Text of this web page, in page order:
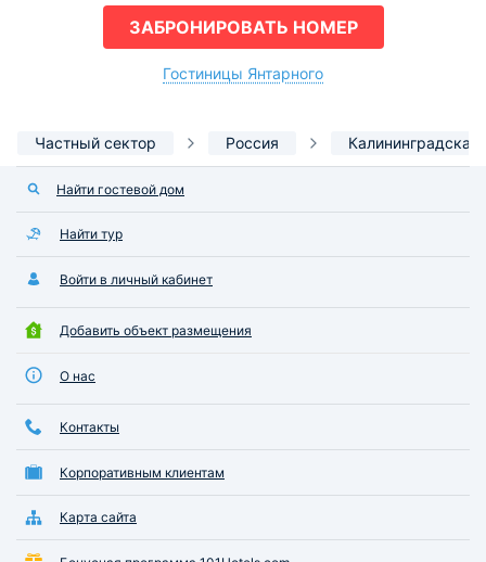
ЗАБРОНИРОВАТЬ НОМЕР
Гостиницы Янтарного
Частный сектор Россия Калининградская
Найти гостевой дом
Найти тур
Войти в личный кабинет
Добавить объект размещения
О нас
Контакты
Корпоративным клиентам
Карта сайта